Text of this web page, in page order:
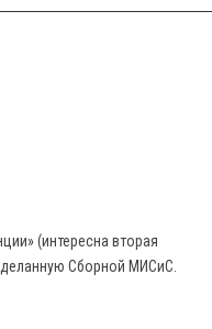
(интересна вторая
Сборной МИСиС.